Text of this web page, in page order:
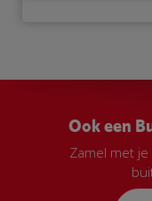
Ook een
Zamel met